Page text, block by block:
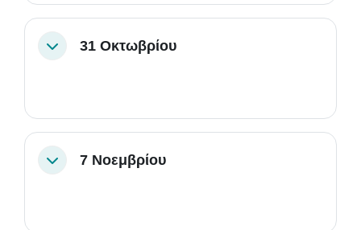
Σύμπτυξη31 Οκτωβρίου
Σύμπτυξη7 Νοεμβρίου